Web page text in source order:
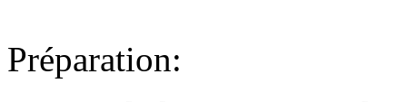
Préparation: